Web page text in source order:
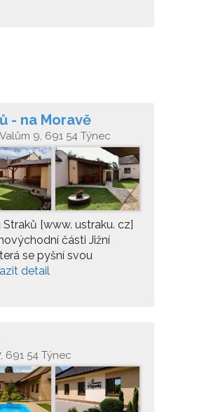
- na Moravě
Valům 9, 691 54 Týnec
[www. ustraku. cz]
části Jižní
se pyšní svou
detail
691 54 Týnec